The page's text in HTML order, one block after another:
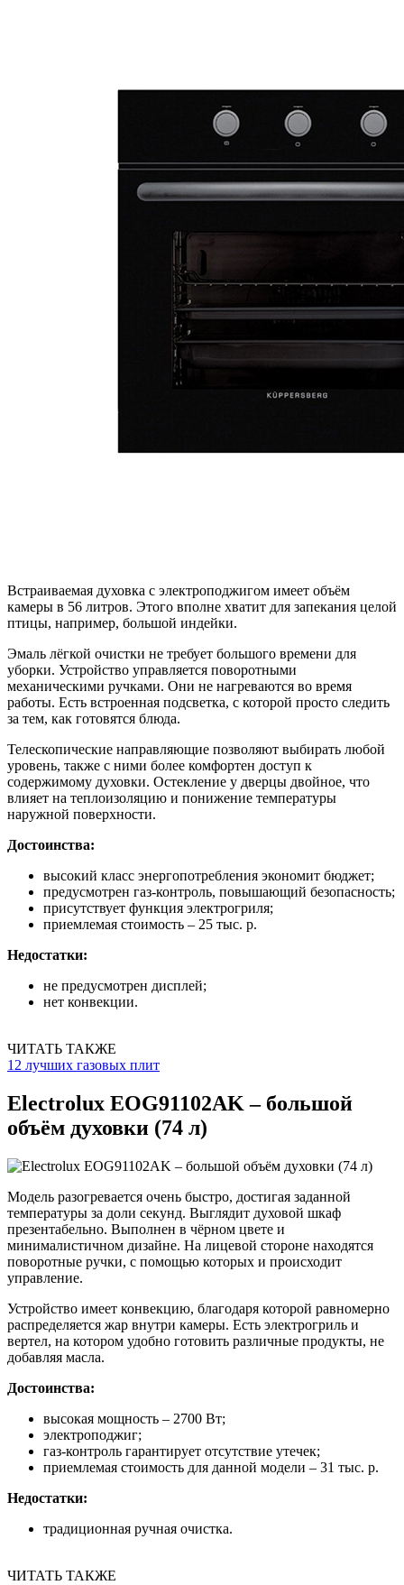
Встраиваемая духовка с электроподжигом имеет объём
камеры в 56 литров. Этого вполне хватит для запекания целой
птицы, например, большой индейки.
Эмаль лёгкой очистки не требует большого времени для
уборки. Устройство управляется поворотными
механическими ручками. Они не нагреваются во время
работы. Есть встроенная подсветка, с которой просто следить
за тем, как готовятся блюда.
Телескопические направляющие позволяют выбирать любой
уровень, также с ними более комфортен доступ к
содержимому духовки. Остекление у дверцы двойное, что
влияет на теплоизоляцию и понижение температуры
наружной поверхности.
Достоинства:
высокий класс энергопотребления экономит бюджет;
предусмотрен газ-контроль, повышающий безопасность;
присутствует функция электрогриля;
приемлемая стоимость – 25 тыс. р.
Недостатки:
не предусмотрен дисплей;
нет конвекции.
ЧИТАТЬ ТАКЖЕ
12 лучших газовых плит
Electrolux EOG91102AK – большой
объём духовки (74 л)
Модель разогревается очень быстро, достигая заданной
температуры за доли секунд. Выглядит духовой шкаф
презентабельно. Выполнен в чёрном цвете и
минималистичном дизайне. На лицевой стороне находятся
поворотные ручки, с помощью которых и происходит
управление.
Устройство имеет конвекцию, благодаря которой равномерно
распределяется жар внутри камеры. Есть электрогриль и
вертел, на котором удобно готовить различные продукты, не
добавляя масла.
Достоинства:
высокая мощность – 2700 Вт;
электроподжиг;
газ-контроль гарантирует отсутствие утечек;
приемлемая стоимость для данной модели – 31 тыс. р.
Недостатки:
традиционная ручная очистка.
ЧИТАТЬ ТАКЖЕ